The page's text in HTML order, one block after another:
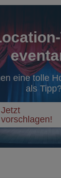
eine tolle
als
Jetzt
vorschlagen!